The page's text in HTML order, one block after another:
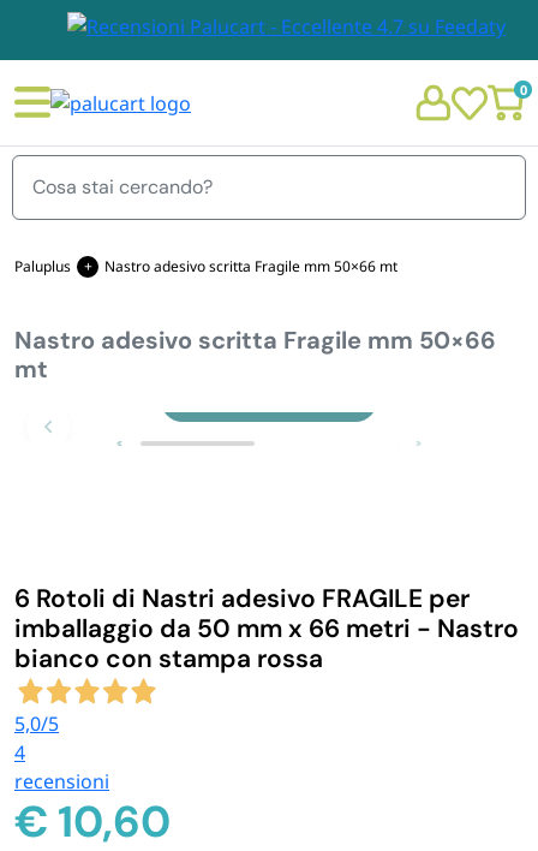
0
Menu
STOVIGLIE E TOVAGLIOLI
GIARDINO E ARREDO PER ESTERNO
CASA E PERSONA
PERSONA E MEDICALI
Chi siamo
Personalizzazione Monouso
Paluplus Nastro adesivo scritta Fragile mm 50×66 mt
Nastro adesivo scritta Fragile mm 50×66
mt
Zoom
6 Rotoli di Nastri adesivo FRAGILE per
imballaggio da 50 mm x 66 metri - Nastro
bianco con stampa rossa
5,0/5
4
recensioni
€ 10,60